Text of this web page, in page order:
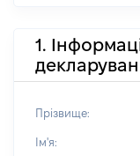
1.
Прізвище:
Ім'я: